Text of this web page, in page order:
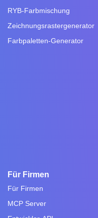
RYB-Farbmischung
Zeichnungsrastergenerator
Farbpaletten-Generator
Für Firmen
Für Firmen
MCP Server